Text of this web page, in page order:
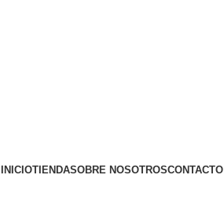
INICIOTIENDASOBRE NOSOTROSCONTACTO